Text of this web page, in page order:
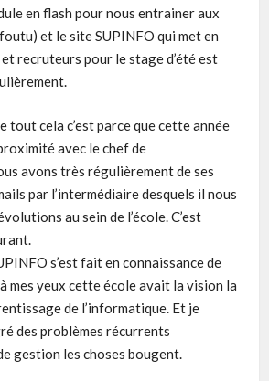
en flash pour nous entrainer aux
et le site SUPINFO qui met en
recruteurs pour le stage d’été est
tout cela c’est parce que cette année
avec le chef de
avons très régulièrement de ses
par l’intermédiaire desquels il nous
au sein de l’école. C’est
s’est fait en connaissance de
mes yeux cette école avait la vision la
de l’informatique. Et je
des problèmes récurrents
gestion les choses bougent.